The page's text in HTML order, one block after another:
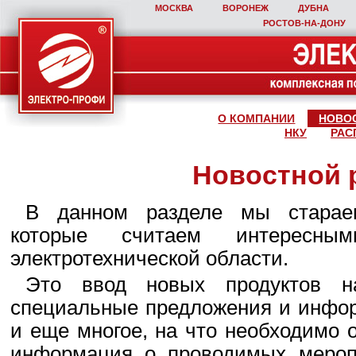
МОСКВА ВОРОНЕЖ
ДУБНА
РОСТОВ‑НА‑ДОНУ
О КОМПАНИИ
НКУ
Новостной
В данном разделе мы
которые считаем
электротехнической области.
Это ввод новых продуктов
специальные предложения и
и еще многое, на что необходимо